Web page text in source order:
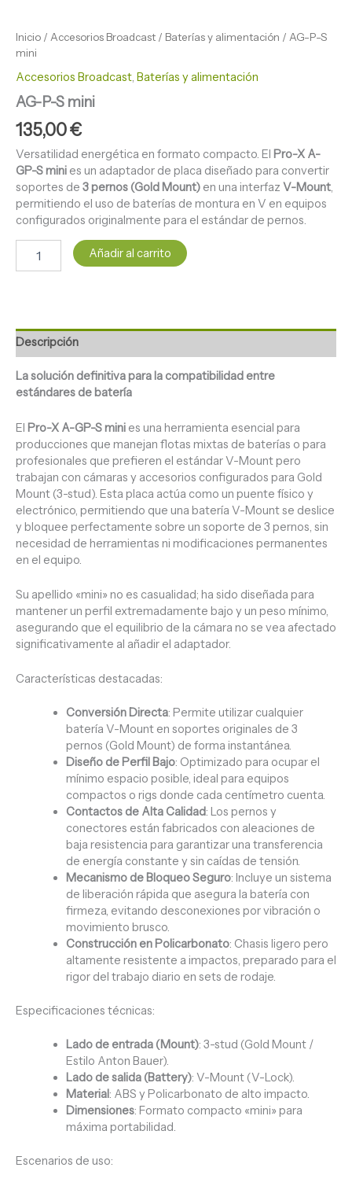
Inicio / Accesorios Broadcast / Baterías y alimentación / AG-P-S
mini
Accesorios Broadcast Baterías y alimentación
AG-P-S mini
135,00€
Versatilidad energética en formato compacto. El Pro-X A-
GP-S mini es un adaptador de placa diseñado para convertir
soportes de 3 pernos (Gold Mount) en una interfaz V-Mount,
permitiendo el uso de baterías de montura en V en equipos
configurados originalmente para el estándar de pernos.
Añadir al carrito
Descripción
La solución definitiva para la compatibilidad entre
estándares de batería
El Pro-X A-GP-S mini es una herramienta esencial para
producciones que manejan flotas mixtas de baterías o para
profesionales que prefieren el estándar V-Mount pero
trabajan con cámaras y accesorios configurados para Gold
Mount (3-stud). Esta placa actúa como un puente físico y
electrónico, permitiendo que una batería V-Mount se deslice
y bloquee perfectamente sobre un soporte de 3 pernos, sin
necesidad de herramientas ni modificaciones permanentes
en el equipo.
Su apellido «mini» no es casualidad; ha sido diseñada para
mantener un perfil extremadamente bajo y un peso mínimo,
asegurando que el equilibrio de la cámara no se vea afectado
significativamente al añadir el adaptador.
Características destacadas:
Conversión Directa: Permite utilizar cualquier
batería V-Mount en soportes originales de 3
pernos (Gold Mount) de forma instantánea.
Diseño de Perfil Bajo: Optimizado para ocupar el
mínimo espacio posible, ideal para equipos
compactos o rigs donde cada centímetro cuenta.
Contactos de Alta Calidad: Los pernos y
conectores están fabricados con aleaciones de
baja resistencia para garantizar una transferencia
de energía constante y sin caídas de tensión.
Mecanismo de Bloqueo Seguro: Incluye un sistema
de liberación rápida que asegura la batería con
firmeza, evitando desconexiones por vibración o
movimiento brusco.
Construcción en Policarbonato: Chasis ligero pero
altamente resistente a impactos, preparado para el
rigor del trabajo diario en sets de rodaje.
Especificaciones técnicas:
Lado de entrada (Mount): 3-stud (Gold Mount /
Estilo Anton Bauer).
Lado de salida (Battery): V-Mount (V-Lock).
Material: ABS y Policarbonato de alto impacto.
Dimensiones: Formato compacto «mini» para
máxima portabilidad.
Escenarios de uso: